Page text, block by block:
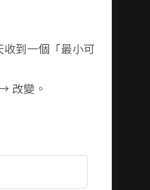
到一個「最小可
改變。